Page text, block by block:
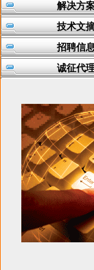
解决方
技术文
招聘信
诚征代